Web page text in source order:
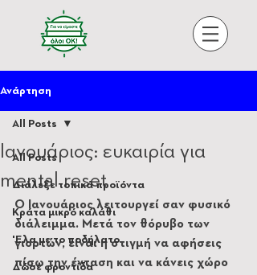
Ανάρτηση
All Posts
Διάλεξε τοπικά προϊόντα
Κράτα μικρό καλάθι
'Ελα με το ποδήλατο
Δώσε φροντίδα
All Posts
Ιανουάριος: ευκαιρία για
mental reset
Ο Ιανουάριος λειτουργεί σαν φυσικό
διάλειμμα. Μετά τον θόρυβο των
γιορτών, είναι η στιγμή να αφήσεις
πίσω την ένταση και να κάνεις χώρο